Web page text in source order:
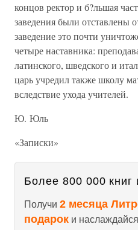
концов ректор и б?льшая
заведения были отставлены
заведение это почти
четыре наставника:
латинского, шведского и
царь учредил также школу
вследствие ухода учителей.
Ю. Юль
«Записки»
Более 800 000 книг
Получи 2 месяца
подарок и